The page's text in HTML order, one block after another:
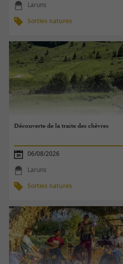
Laruns
Sorties natures
Découverte de la traite des chèvres
06/08/2026
Laruns
Sorties natures